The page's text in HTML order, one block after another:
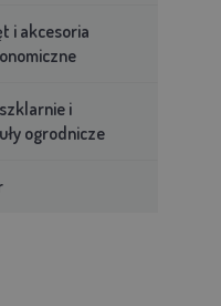
i akcesoria
i
ogrodnicze